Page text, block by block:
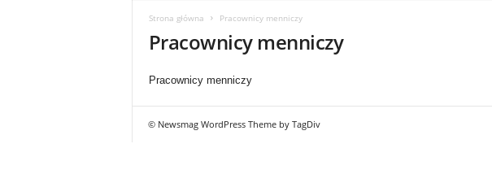
Strona główna Pracownicy menniczy
Pracownicy menniczy
Pracownicy menniczy
© Newsmag WordPress Theme by TagDiv